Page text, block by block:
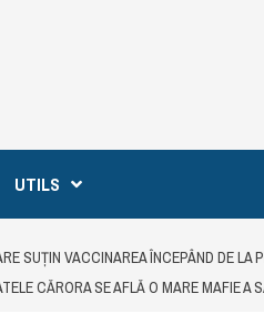
UTILS
SUȚIN VACCINAREA ÎNCEPÂND DE
CĂRORA SE AFLĂ O MARE MAFIE A